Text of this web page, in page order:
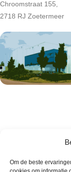
Om de beste
Chroomstraat 155,
2718 RJ Zoetermeer